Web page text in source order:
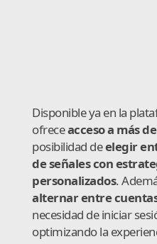
Disponible ya en la
ofreceacceso a más
posibilidad deelegir
de señales con
personalizados.
alternar entre
necesidad de iniciar
optimizando la